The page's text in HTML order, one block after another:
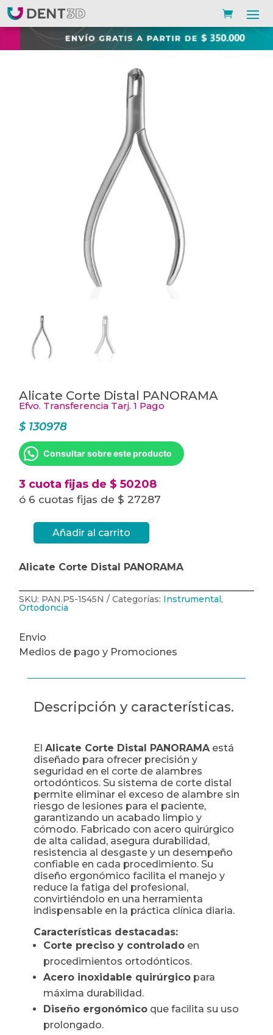
Alicate Corte Distal PANORAMA
Efvo. Transferencia Tarj. 1 Pago
$130978
Consultar sobre este producto
3 cuota fijas de $ 50208
ó 6 cuotas fijas de $ 27287
Alicate
Corte
PANORAMA
cantidad
Añadir al carrito
Alicate Corte Distal PANORAMA
SKU: PAN.P5-1545N Categorías: Instrumental,
Ortodoncia
Envio
Medios de pago y Promociones
Descripción y características.
El Alicate Corte Distal PANORAMAestá
diseñado para ofrecer precisión y
seguridad en el corte de alambres
ortodónticos. Su sistema de corte distal
permite eliminar el exceso de alambre sin
riesgo de lesiones para el paciente,
garantizando un acabado limpio y
cómodo. Fabricado con acero quirúrgico
de alta calidad, asegura durabilidad,
resistencia al desgaste y un desempeño
confiable en cada procedimiento. Su
diseño ergonómico facilita el manejo y
reduce la fatiga del profesional,
convirtiéndolo en una herramienta
indispensable en la práctica clínica diaria.
Características destacadas:
Corte preciso y controladoen
procedimientos ortodónticos.
Acero inoxidable quirúrgicopara
máxima durabilidad.
Diseño ergonómicoque facilita su uso
prolongado.